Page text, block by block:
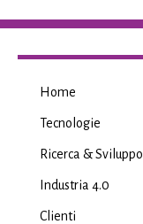
Home
Tecnologie
Ricerca & Sviluppo
Industria 4.0
Clienti